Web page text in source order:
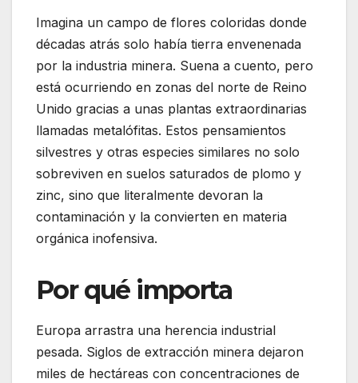
Imagina un campo de flores coloridas donde
décadas atrás solo había tierra envenenada
por la industria minera. Suena a cuento, pero
está ocurriendo en zonas del norte de Reino
Unido gracias a unas plantas extraordinarias
llamadas metalófitas. Estos pensamientos
silvestres y otras especies similares no solo
sobreviven en suelos saturados de plomo y
zinc, sino que literalmente devoran la
contaminación y la convierten en materia
orgánica inofensiva.
Por qué importa
Europa arrastra una herencia industrial
pesada. Siglos de extracción minera dejaron
miles de hectáreas con concentraciones de